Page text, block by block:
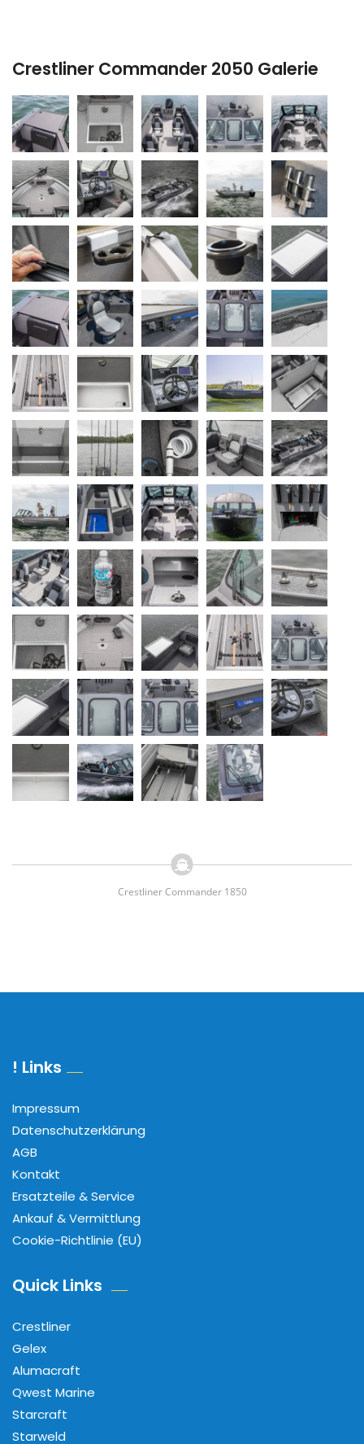
Crestliner Commander 2050 Galerie
Crestliner Commander 1850
! Links
Impressum
Datenschutzerklärung
AGB
Kontakt
Ersatzteile & Service
Ankauf & Vermittlung
Cookie-Richtlinie (EU)
Quick Links
Crestliner
Gelex
Alumacraft
Qwest Marine
Starcraft
Starweld